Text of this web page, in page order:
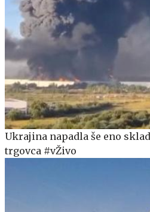
Ukrajina napadla še eno
trgovca #vŽivo